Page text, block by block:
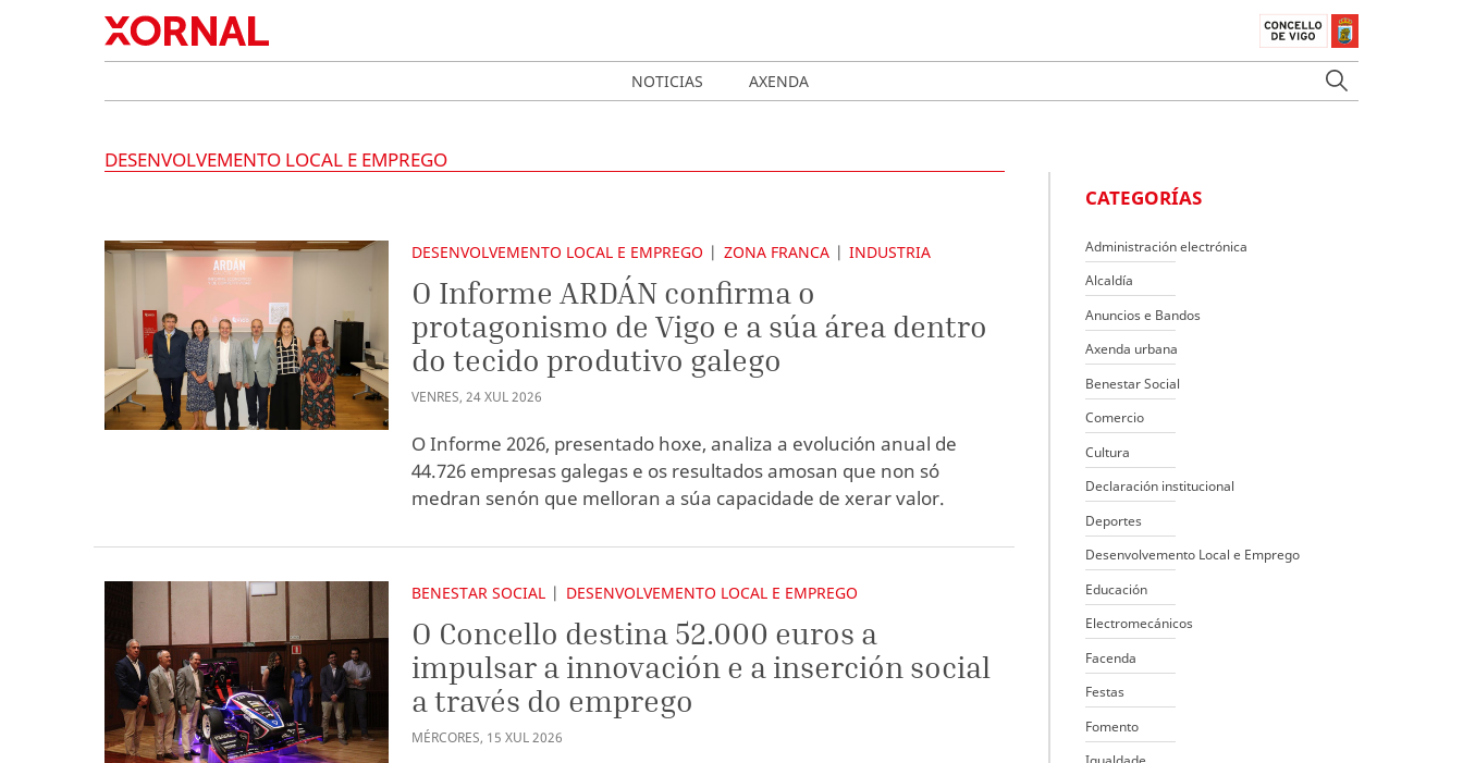
NOTICIAS AXENDA
DESENVOLVEMENTO LOCAL E EMPREGO
DESENVOLVEMENTO LOCAL E EMPREGO ZONA FRANCA INDUSTRIA
O Informe ARDÁN confirma o
protagonismo de Vigo e a súa área dentro
do tecido produtivo galego
VENRES,24XUL2026
O Informe 2026, presentado hoxe, analiza a evolución anual de
44.726 empresas galegas e os resultados amosan que non só
medran senón que melloran a súa capacidade de xerar valor.
BENESTAR SOCIAL DESENVOLVEMENTO LOCAL E EMPREGO
O Concello destina 52.000 euros a
impulsar a innovación e a inserción social
a través do emprego
MÉRCORES, 15 XUL2026
CATEGORÍAS
Administración electrónica
Alcaldía
Anuncios e Bandos
Axenda urbana
Benestar Social
Comercio
Cultura
Declaración institucional
Deportes
Desenvolvemento Local e Emprego
Educación
Electromecánicos
Facenda
Festas
Fomento